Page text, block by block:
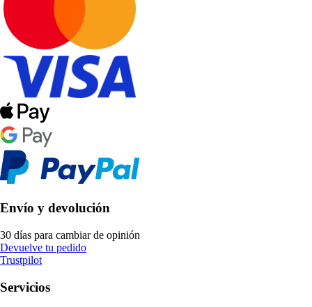
Envío y devolución
30 días para cambiar de opinión
Devuelve tu pedido
Trustpilot
Servicios